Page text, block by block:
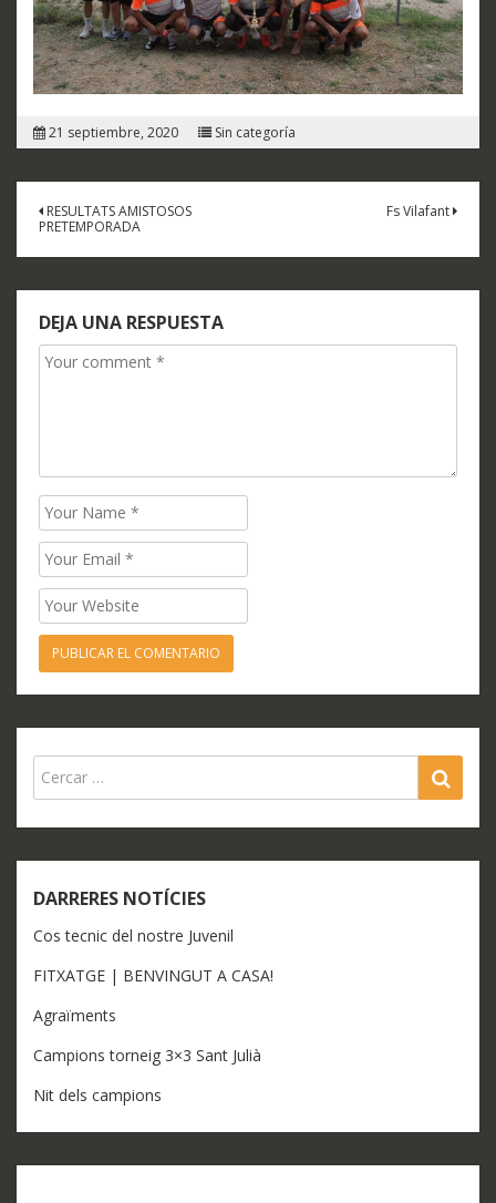
21 septiembre, 2020 Sin categoría
Navegación
de
entradas
RESULTATS AMISTOSOS
PRETEMPORADA
Fs Vilafant
DEJA UNA RESPUESTA
Comment
Name
Email
Website
DARRERES NOTÍCIES
Cos tecnic del nostre Juvenil
FITXATGE | BENVINGUT A CASA!
Agraïments
Campions torneig 3×3 Sant Julià
Nit dels campions